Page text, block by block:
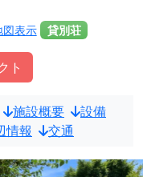
図表示 貸別荘
ト
施設概要
設備
情報 交通